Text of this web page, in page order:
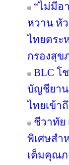
“ไม่มีอ
หวาน หั
ไทยตระ
กรองสุข
BLC โ
บัญชียาน
ไทยเข้า
ชีวาทัย
พิเศษสำ
เต็มคุณภ